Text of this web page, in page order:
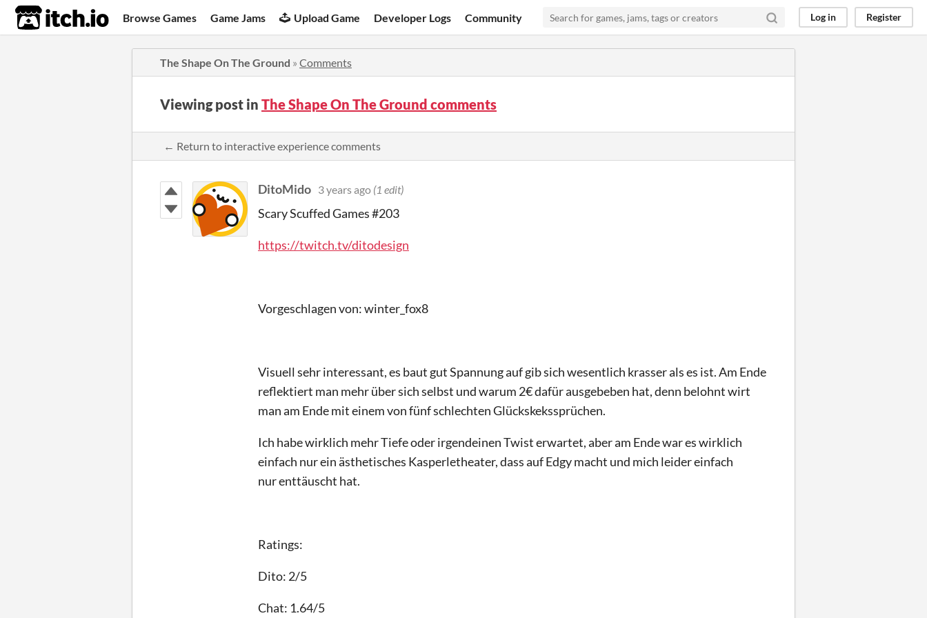
itch.io Browse Games Game Jams Upload Game Developer Logs Community Log in Register
The Shape On The Ground » Comments
Viewing post in The Shape On The Ground comments
← Return to interactive experience comments
DitoMido 3 years ago (1 edit)
Scary Scuffed Games #203
https://twitch.tv/ditodesign
Vorgeschlagen von: winter_fox8
Visuell sehr interessant, es baut gut Spannung auf gib sich wesentlich krasser als es ist. Am Ende
reflektiert man mehr über sich selbst und warum 2€ dafür ausgebeben hat, denn belohnt wirt
man am Ende mit einem von fünf schlechten Glückskekssprüchen.
Ich habe wirklich mehr Tiefe oder irgendeinen Twist erwartet, aber am Ende war es wirklich
einfach nur ein ästhetisches Kasperletheater, dass auf Edgy macht und mich leider einfach
nur enttäuscht hat.
Ratings:
Dito: 2/5
Chat: 1.64/5